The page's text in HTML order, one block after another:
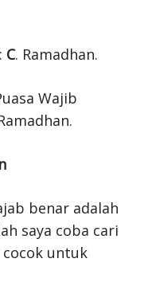
C. Ramadhan.
Wajib
benar adalah
saya coba cari
untuk